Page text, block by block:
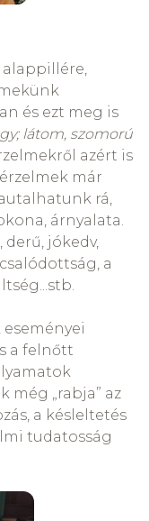
és ezt meg is
látom, szomorú
azért is
már
rá,
árnyalata.
jókedv,
a
a felnőtt
még „rabja” az
a késleltetés
tudatosság